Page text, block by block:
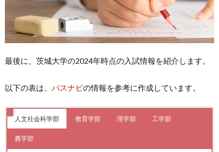
最後に、茨城大学の2024年時点の入試情報を紹介します。
以下の表は、 パスナビの情報を参考に作成しています。
人文社会科学部 教育学部 理学部 工学部
農学部